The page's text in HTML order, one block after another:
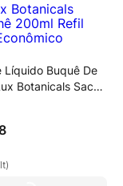
Líquido Buquê De
Botanicals Sachê
lt)